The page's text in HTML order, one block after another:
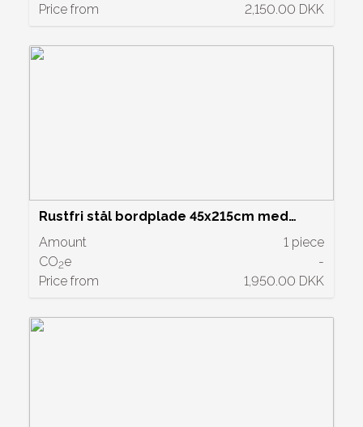
Price from
2,150.00 DKK
Rustfri stål bordplade 45x215cm med
vask. Pris kr. 1950,-
Amount
1 piece
CO2e
-
Price from
1,950.00 DKK